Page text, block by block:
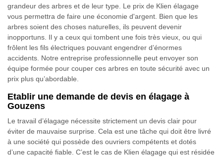
grandeur des arbres et de leur type. Le prix de Klien élagage
vous permettra de faire une économie d'argent. Bien que les
arbres soient des choses naturelles, ils peuvent devenir
inopportuns. Il y a ceux qui tombent une fois très vieux, ou qui
frôlent les fils électriques pouvant engendrer d’énormes
accidents. Notre entreprise professionnelle peut envoyer son
équipe formée pour couper ces arbres en toute sécurité avec un
prix plus qu’abordable.
Etablir une demande de devis en élagage à
Gouzens
Le travail d’élagage nécessite strictement un devis clair pour
éviter de mauvaise surprise. Cela est une tâche qui doit être livré
à une société qui possède des ouvriers compétents et dotés
d’une capacité fiable. C’est le cas de Klien élagage qui est résidée